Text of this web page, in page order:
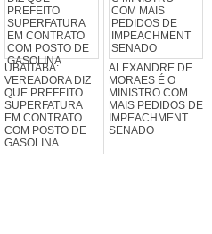
UBAITABA:
VEREADORA DIZ
QUE PREFEITO
SUPERFATURA
EM CONTRATO
COM POSTO DE
GASOLINA
ALEXANDRE DE
MORAES É O
MINISTRO COM
MAIS PEDIDOS DE
IMPEACHMENT
SENADO